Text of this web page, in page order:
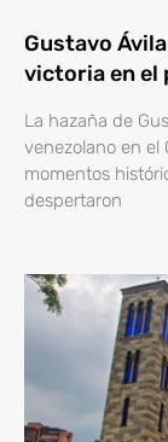
Gustavo
victoria en el
La hazaña de
venezolano en el
momentos
despertaron